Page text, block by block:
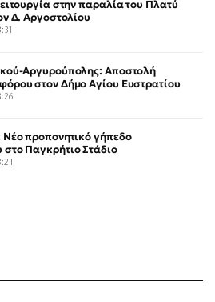
στην παραλία του Πλατύ
Δ. Αργοστολίου
Αργυρούπολης: Αποστολή
στον Δήμο Αγίου Ευστρατίου
προπονητικό γήπεδο
Παγκρήτιο Στάδιο